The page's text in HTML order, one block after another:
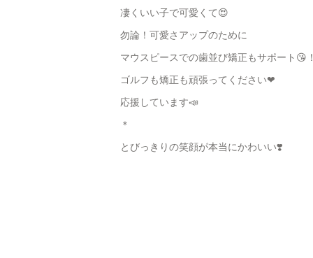
凄くいい子で可愛くて😍
勿論！可愛さアップのために
マウスピースでの歯並び矯正もサポート😘
ゴルフも矯正も頑張ってください❤︎
応援しています📣
＊
とびっきりの笑顔が本当にかわいい❣️